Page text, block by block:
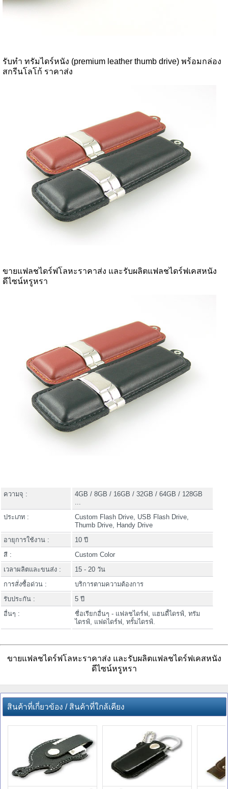
รับทำ ทรัมไดร์หนัง (premium leather thumb drive) พร้อมกล่อง
สกรีนโลโก้ ราคาส่ง
ขายแฟลชไดร์ฟโลหะราคาส่ง และรับผลิตแฟลชไดร์ฟเคสหนัง
ดีไซน์หรูหรา
ความจุ :
4GB / 8GB / 16GB / 32GB / 64GB / 128GB
ประเภท :
Custom Flash Drive, USB Flash Drive,
Thumb Drive, Handy Drive
อายุการใช้งาน :
10 ปี
สี :
Custom Color
เวลาผลิตและขนส่ง :
15 - 20 วัน
การสั่งซื้อด่วน :
บริการตามความต้องการ
รับประกัน :
5 ปี
อื่นๆ :
ชื่อเรียกอื่นๆ - แฟลชไดร์ฟ, แฮนดี้ไดรฟ์, ทรัม
ไดรฟ์, แฟดไดร์ฟ, ทรั้มไดรฟ์.
ขายแฟลชไดร์ฟโลหะราคาส่ง และรับผลิตแฟลชไดร์ฟเคสหนัง
ดีไซน์หรูหรา
สินค้าที่เกี่ยวข้อง / สินค้าที่ใกล้เคียง